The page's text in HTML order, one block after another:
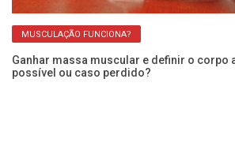
MUSCULAÇÃO FUNCIONA?
Ganhar massa muscular e definir o corpo
possível ou caso perdido?